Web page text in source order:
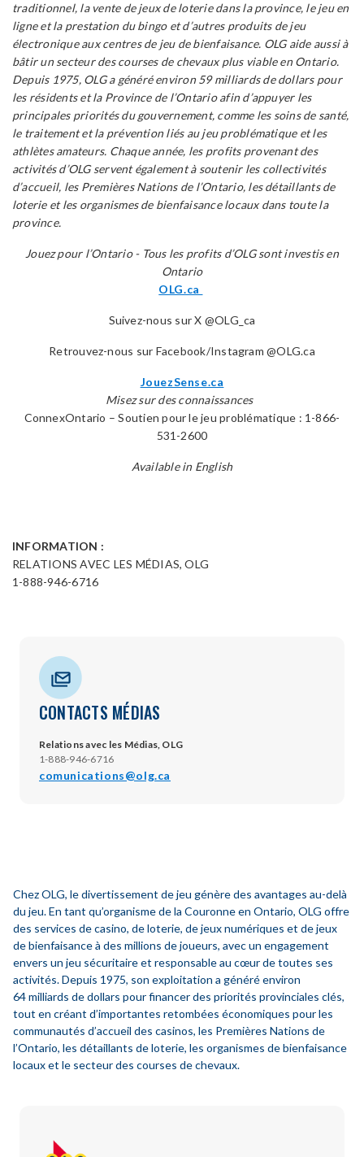
traditionnel, la vente de jeux de loterie dans la province, le jeu en
ligne et la prestation du bingo et d’autres produits de jeu
électronique aux centres de jeu de bienfaisance. OLG aide aussi à
bâtir un secteur des courses de chevaux plus viable en Ontario.
Depuis 1975, OLG a généré environ 59 milliards de dollars pour
les résidents et la Province de l’Ontario afin d’appuyer les
principales priorités du gouvernement, comme les soins de santé,
le traitement et la prévention liés au jeu problématique et les
athlètes amateurs. Chaque année, les profits provenant des
activités d’OLG servent également à soutenir les collectivités
d’accueil, les Premières Nations de l’Ontario, les détaillants de
loterie et les organismes de bienfaisance locaux dans toute la
province.
Jouez pour l’Ontario-Tous les profits d’OLG sont investis en
Ontario
OLG.ca
Suivez-nous sur X @OLG_ca
Retrouvez-nous sur Facebook/Instagram @OLG.ca
JouezSense.ca
Misez sur des connaissances
ConnexOntario – Soutien pour le jeu problématique : 1-866-
531-2600
Available in English
INFORMATION :
RELATIONS AVEC LES MÉDIAS, OLG
1-888-946-6716
CONTACTS MÉDIAS
Relations avec les Médias, OLG
1-888-946-6716
comunications@olg.ca
Chez OLG, le divertissement de jeu génère des avantages au-delà
du jeu. En tant qu’organisme de la Couronne en Ontario, OLG offre
des services de casino, de loterie, de jeux numériques et de jeux
de bienfaisance à des millions de joueurs, avec un engagement
envers un jeu sécuritaire et responsable au cœur de toutes ses
activités. Depuis 1975, son exploitation a généré environ
64 milliards de dollars pour financer des priorités provinciales clés,
tout en créant d’importantes retombées économiques pour les
communautés d’accueil des casinos, les Premières Nations de
l’Ontario, les détaillants de loterie, les organismes de bienfaisance
locaux et le secteur des courses de chevaux.